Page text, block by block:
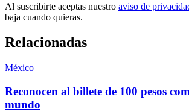
Al suscribirte aceptas nuestro aviso de
baja cuando quieras.
Relacionadas
México
Reconocen al billete de 100 pesos
mundo